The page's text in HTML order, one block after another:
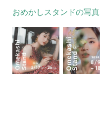
おめかしスタンドの写真